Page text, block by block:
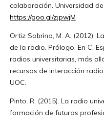
colaboración. Universidad
https://goo.gl/zjpwjM
Ortiz Sobrino, M. A. (2012).
de la radio. Prólogo. En C.
radios universitarias, más
recursos de interacción
UOC.
Pinto, R. (2015). La radio
formación de futuros